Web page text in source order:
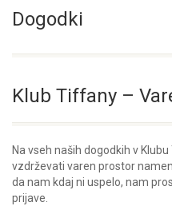
Dogodki
Klub Tiffany –
Na vseh naših dogodkih v
vzdrževati varen prostor
da nam kdaj ni uspelo, nam
prijave.